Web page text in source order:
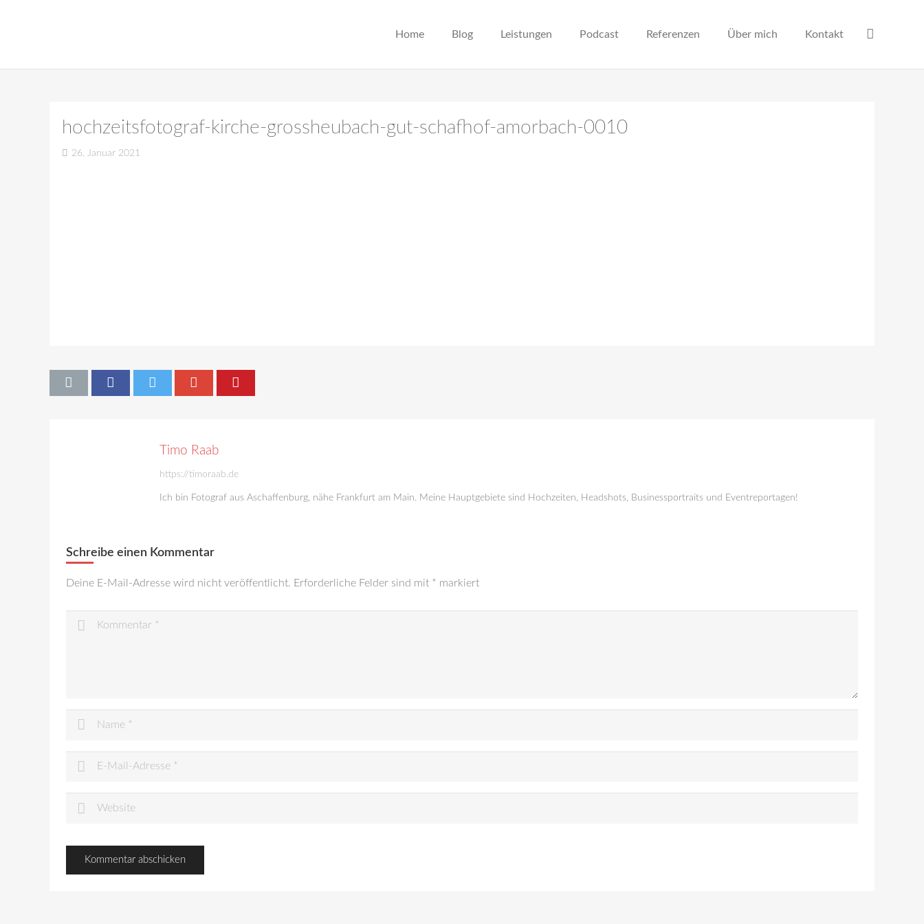
Home Blog Leistungen Podcast Referenzen Über mich Kontakt
hochzeitsfotograf-kirche-grossheubach-gut-schafhof-amorbach-0010
26. Januar 2021
Timo Raab
https://timoraab.de
Ich bin Fotograf aus Aschaffenburg, nähe Frankfurt am Main. Meine Hauptgebiete sind Hochzeiten, Headshots, Businessportraits und Eventreportagen!
Schreibe einen Kommentar
Deine E-Mail-Adresse wird nicht veröffentlicht. Erforderliche Felder sind mit * markiert